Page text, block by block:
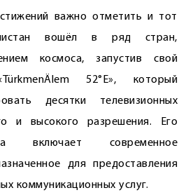
важно отметить и тот
вошёл в ряд стран,
космоса, запустив свой
52°E», который
десятки телевизионных
и высокого разрешения. Его
включает современное
для предоставления
коммуникационных услуг.